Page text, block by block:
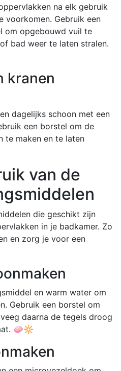
na elk gebruik
voorkomen. Gebruik een
om opgebouwd vuil te
bad weer te laten stralen.
kranen
dagelijks schoon met een
een borstel om de
te maken en te laten
van de
die geschikt zijn
in je badkamer. Zo
en zorg je voor een
en warm water om
Gebruik een borstel om
daarna de tegels droog
🧼🔆